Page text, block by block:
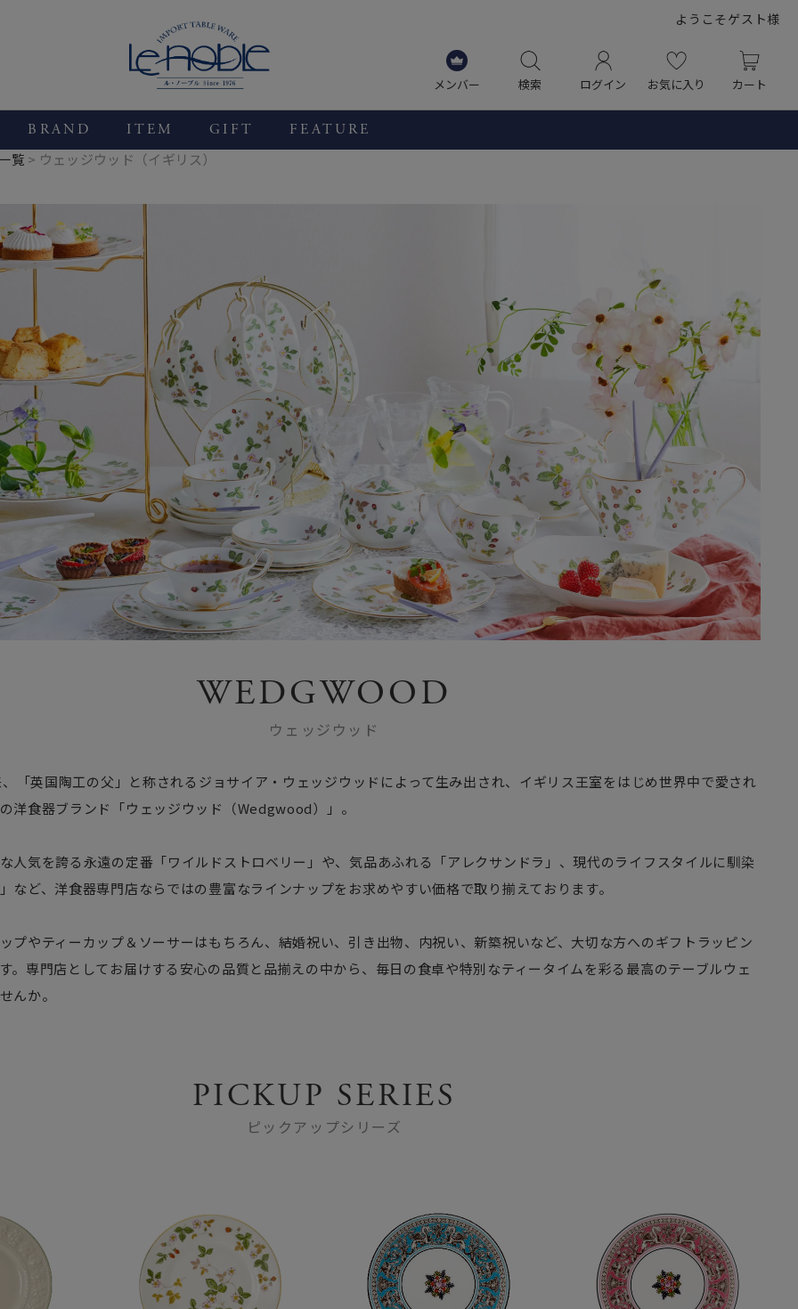
ようこそゲスト様
メンバー 検索 ログイン お気に入り カート
BRAND ITEM GIFT
FEATURE
覧
ウェッジウッド（イギリス）
WEDGWOOD
ウェッジウッド
「英国陶工の父」と称されるジョサイア・ウェッジウッドによって生み出され、イギリス王室をはじめ世界中で愛され
洋食器ブランド「ウェッジウッド（Wedgwood）」。
人気を誇る永遠の定番「ワイルドストロベリー」や、気品あふれる「アレクサンドラ」、現代のライフスタイルに馴染
など、洋食器専門店ならではの豊富なラインナップをお求めやすい価格で取り揃えております。
プやティーカップ＆ソーサーはもちろん、結婚祝い、引き出物、内祝い、新築祝いなど、大切な方へのギフトラッピン
。専門店としてお届けする安心の品質と品揃えの中から、毎日の食卓や特別なティータイムを彩る最高のテーブルウェ
んか。
PICKUP SERIES
ピックアップシリーズ